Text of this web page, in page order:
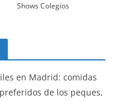
Shows Colegios
en Madrid: comidas
de los peques,